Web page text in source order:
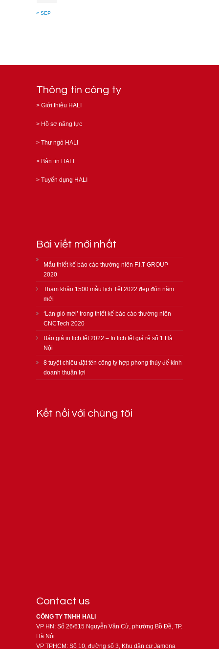
« SEP
Thông tin công ty
> Giới thiệu HALI
> Hồ sơ năng lực
> Thư ngỏ HALI
> Bản tin HALI
> Tuyển dụng HALI
Bài viết mới nhất
Mẫu thiết kế báo cáo thường niên F.I.T GROUP
2020
Tham khảo 1500 mẫu lịch Tết 2022 đẹp đón năm
mới
‘Làn gió mới’ trong thiết kế báo cáo thường niên
CNCTech 2020
Báo giá in lịch tết 2022 – In lịch tết giá rẻ số 1 Hà
Nội
8 tuyệt chiêu đặt tên công ty hợp phong thủy để kinh
doanh thuận lợi
Kết nối với chúng tôi
Contact us
CÔNG TY TNHH HALI
VP HN: Số 26/615 Nguyễn Văn Cừ, phường Bồ Đề, TP.
Hà Nội
VP TPHCM: Số 10, đường số 3, Khu dân cư Jamona